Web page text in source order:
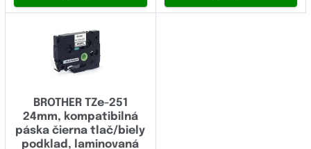
BROTHER TZe-251
24mm, kompatibilná
páska čierna tlač/biely
podklad, laminovaná